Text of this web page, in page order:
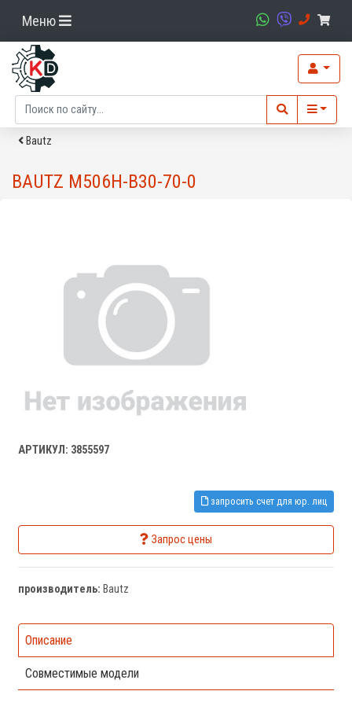
Меню
Bautz
BAUTZ M506H-B30-70-0
АРТИКУЛ: 3855597
запросить счет для юр. лиц
Запрос цены
производитель: Bautz
Описание
Совместимые модели